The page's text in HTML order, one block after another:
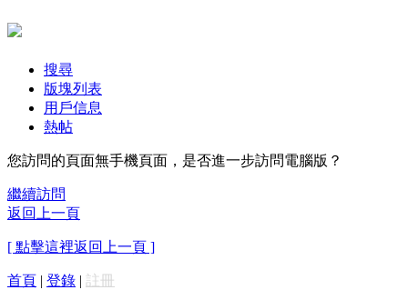
搜尋
版塊列表
用戶信息
熱帖
您訪問的頁面無手機頁面，是否進一步訪問電腦版？
繼續訪問
返回上一頁
[ 點擊這裡返回上一頁 ]
首頁 | 登錄 | 註冊